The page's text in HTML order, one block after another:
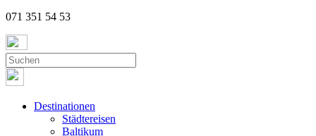
071 351 54 53
Destinationen
Städtereisen
Baltikum